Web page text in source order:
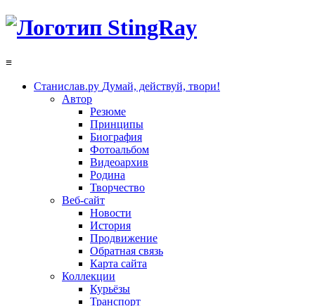
≡
Станислав.ру Думай, действуй, твори!
Автор
Резюме
Принципы
Биография
Фотоальбом
Видеоархив
Родина
Творчество
Веб-сайт
Новости
История
Продвижение
Обратная связь
Карта сайта
Коллекции
Курьёзы
Транспорт